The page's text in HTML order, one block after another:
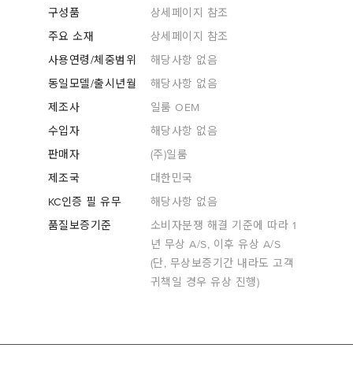
구성품
상세페이지 참조
주요 소재
상세페이지 참조
사용연령/체중범위
해당사항 없음
동일모델/출시년월
해당사항 없음
제조사
일룸 OEM
수입자
해당사항 없음
판매자
(주)일룸
제조국
대한민국
KC인증 필 유무
해당사항 없음
품질보증기준
소비자분쟁 해결 기준에 따라 1
년 무상 A/S, 이후 유상 A/S
(단, 무상보증기간 내라도 고객
귀책일 경우 유상 진행)